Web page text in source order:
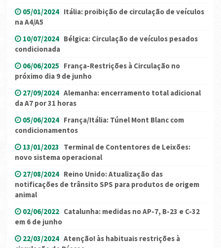
05/01/2024 Itália: proibição de circulação de veículos
na A4/A5
10/07/2024 Bélgica: Circulação de veículos pesados
condicionada
06/06/2025 França-Restrições à Circulação no
próximo dia 9 de junho
27/09/2024 Alemanha: encerramento total adicional
da A7 por 31 horas
05/06/2024 França/Itália: Túnel Mont Blanc com
condicionamentos
13/01/2023 Terminal de Contentores de Leixões:
novo sistema operacional
27/08/2024 Reino Unido: Atualização das
notificações de trânsito SPS para produtos de origem
animal
02/06/2022 Catalunha: medidas no AP-7, B-23 e C-32
em 6 de junho
22/03/2024 Atenção! às habituais restrições à